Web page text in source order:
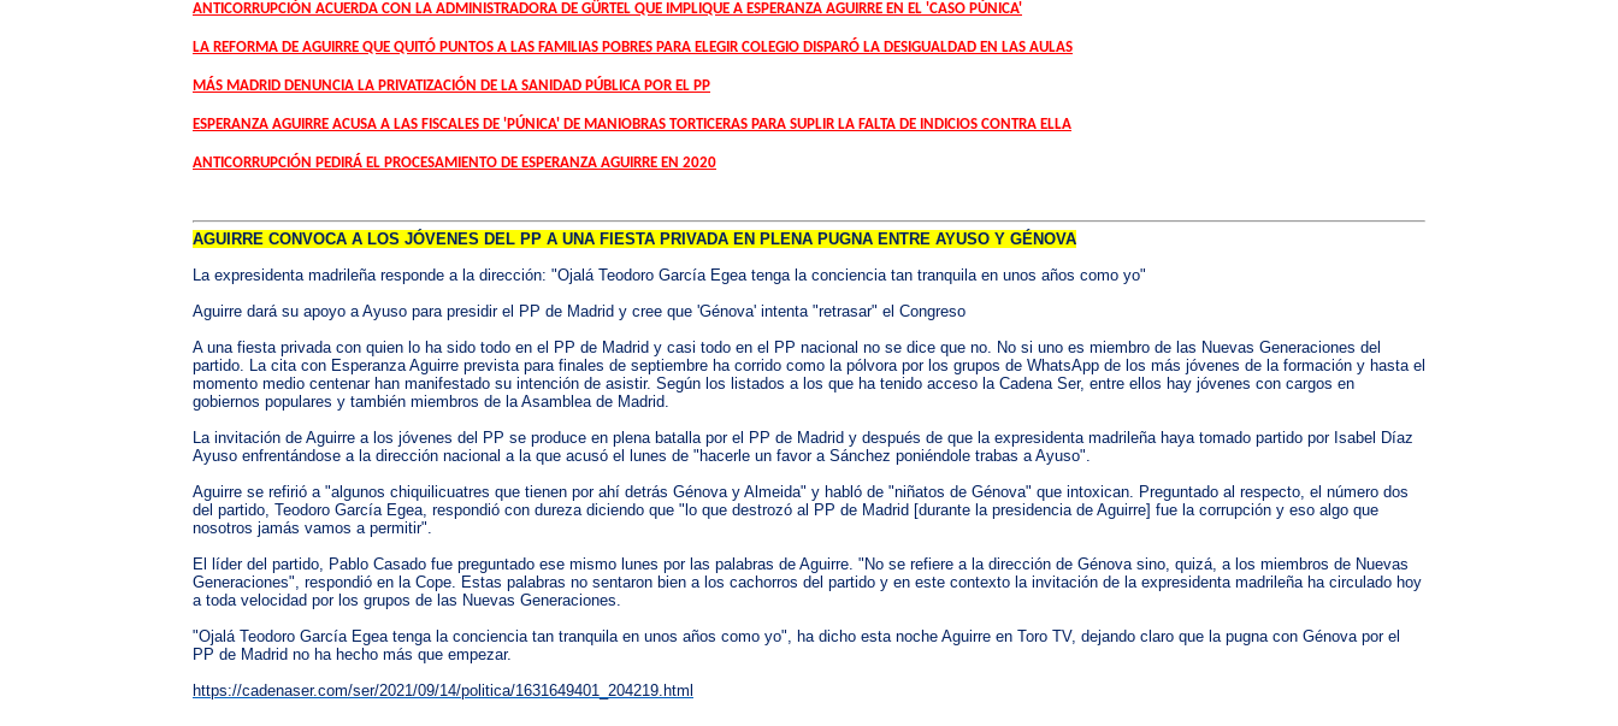
ANTICORRUPCIÓN ACUERDA CON LA ADMINISTRADORA DE GÜRTEL QUE IMPLIQUE A ESPERANZA AGUIRRE EN EL 'CASO PÚNICA'
LA REFORMA DE AGUIRRE QUE QUITÓ PUNTOS A LAS FAMILIAS POBRES PARA ELEGIR COLEGIO DISPARÓ LA DESIGUALDAD EN LAS AULAS
MÁS MADRID DENUNCIA LA PRIVATIZACIÓN DE LA SANIDAD PÚBLICA POR EL PP
ESPERANZA AGUIRRE ACUSA A LAS FISCALES DE 'PÚNICA' DE MANIOBRAS TORTICERAS PARA SUPLIR LA FALTA DE INDICIOS CONTRA ELLA
ANTICORRUPCIÓN PEDIRÁ EL PROCESAMIENTO DE ESPERANZA AGUIRRE EN 2020
AGUIRRE CONVOCA A LOS JÓVENES DEL PP A UNA FIESTA PRIVADA EN PLENA PUGNA ENTRE AYUSO Y GÉNOVA
La expresidenta madrileña responde a la dirección: "Ojalá Teodoro García Egea tenga la conciencia tan tranquila en unos años como yo"
Aguirre dará su apoyo a Ayuso para presidir el PP de Madrid y cree que 'Génova' intenta "retrasar" el Congreso
A una fiesta privada con quien lo ha sido todo en el PP de Madrid y casi todo en el PP nacional no se dice que no. No si uno es miembro de las Nuevas Generaciones del
partido. La cita con Esperanza Aguirre prevista para finales de septiembre ha corrido como la pólvora por los grupos de WhatsApp de los más jóvenes de la formación y hasta el
momento medio centenar han manifestado su intención de asistir. Según los listados a los que ha tenido acceso la Cadena Ser, entre ellos hay jóvenes con cargos en
gobiernos populares y también miembros de la Asamblea de Madrid.
La invitación de Aguirre a los jóvenes del PP se produce en plena batalla por el PP de Madrid y después de que la expresidenta madrileña haya tomado partido por Isabel Díaz
Ayuso enfrentándose a la dirección nacional a la que acusó el lunes de "hacerle un favor a Sánchez poniéndole trabas a Ayuso".
Aguirre se refirió a "algunos chiquilicuatres que tienen por ahí detrás Génova y Almeida" y habló de "niñatos de Génova" que intoxican. Preguntado al respecto, el número dos
del partido, Teodoro García Egea, respondió con dureza diciendo que "lo que destrozó al PP de Madrid [durante la presidencia de Aguirre] fue la corrupción y eso algo que
nosotros jamás vamos a permitir".
El líder del partido, Pablo Casado fue preguntado ese mismo lunes por las palabras de Aguirre. "No se refiere a la dirección de Génova sino, quizá, a los miembros de Nuevas
Generaciones", respondió en la Cope. Estas palabras no sentaron bien a los cachorros del partido y en este contexto la invitación de la expresidenta madrileña ha circulado hoy
a toda velocidad por los grupos de las Nuevas Generaciones.
"Ojalá Teodoro García Egea tenga la conciencia tan tranquila en unos años como yo", ha dicho esta noche Aguirre en Toro TV, dejando claro que la pugna con Génova por el
PP de Madrid no ha hecho más que empezar.
https://cadenaser.com/ser/2021/09/14/politica/1631649401_204219.html